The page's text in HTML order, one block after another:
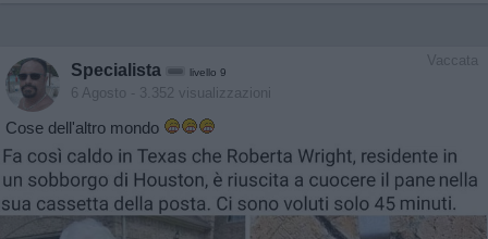
Vaccata
Specialista livello 9
6 Agosto - 3.352 visualizzazioni
Cose dell'altro mondo